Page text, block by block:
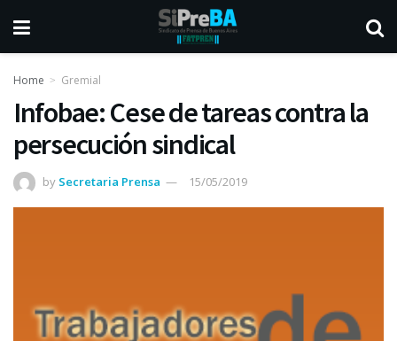
Home Gremial
Infobae: Cese de tareas contra la
persecución sindical
by Secretaria Prensa 15/05/2019